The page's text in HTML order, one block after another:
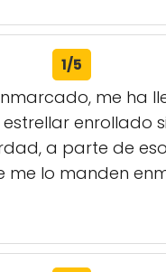
1/5
me ha
enrollado
a parte de
me lo manden